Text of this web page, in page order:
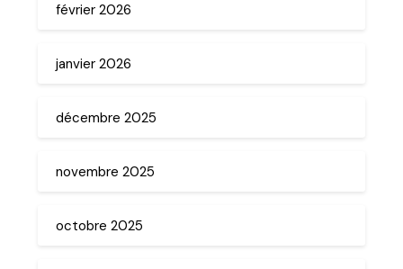
février 2026
janvier 2026
décembre 2025
novembre 2025
octobre 2025